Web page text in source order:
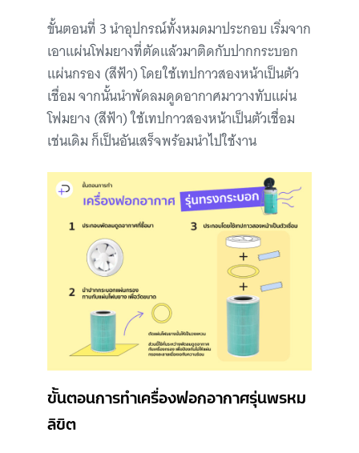
ขั้นตอนที่ 3 นำอุปกรณ์ทั้งหมดมาประกอบ เริ่มจาก
เอาแผ่นโฟมยางที่ตัดแล้วมาติดกับปากกระบอก
แผ่นกรอง (สีฟ้า) โดยใช้เทปกาวสองหน้าเป็นตัว
เชื่อม จากนั้นนำพัดลมดูดอากาศมาวางทับแผ่น
โฟมยาง (สีฟ้า) ใช้เทปกาวสองหน้าเป็นตัวเชื่อม
เช่นเดิม ก็เป็นอันเสร็จพร้อมนำไปใช้งาน
ขั้นตอนการทำเครื่องฟอกอากาศรุ่นพรหม
ลิขิต